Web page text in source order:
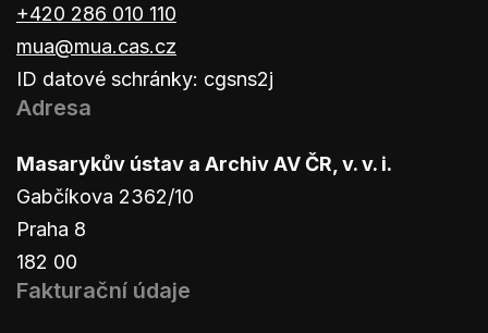
+420 286 010 110
mua@mua.cas.cz
ID datové schránky: cgsns2j
Adresa
Masarykův ústav a Archiv AV ČR, v. v. i.
Gabčíkova 2362/10
Praha 8
182 00
Fakturační údaje